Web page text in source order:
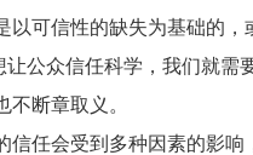
可信性的缺失为基础的，
公众信任科学，我们就需
断章取义。
任会受到多种因素的影